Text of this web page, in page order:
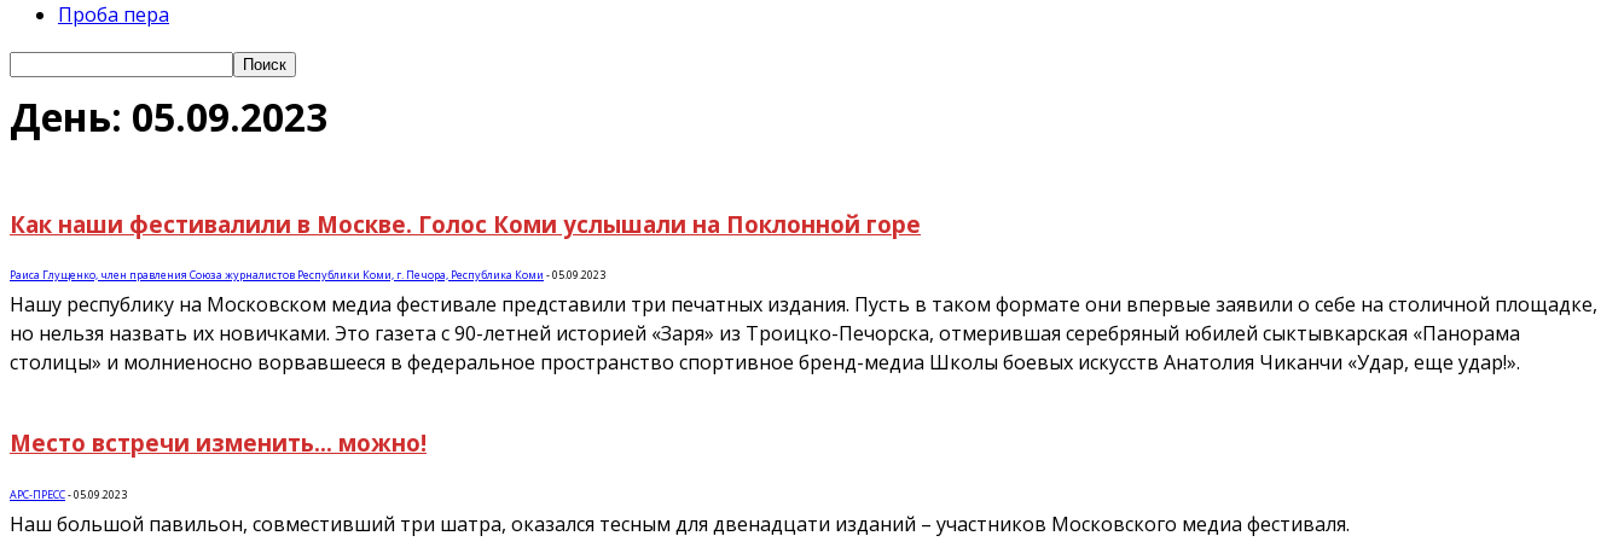
Проба пера
День: 05.09.2023
Как наши фестивалили в Москве. Голос Коми услышали на Поклонной горе
Раиса Глущенко, член правления Союза журналистов Республики Коми, г. Печора, Республика Коми -05.09.2023
Нашу республику на Московском медиа фестивале представили три печатных издания. Пусть в таком формате они впервые заявили о себе на столичной площадке,
но нельзя назвать их новичками. Это газета с 90-летней историей «Заря» из Троицко-Печорска, отмерившая серебряный юбилей сыктывкарская «Панорама
столицы» и молниеносно ворвавшееся в федеральное пространство спортивное бренд-медиа Школы боевых искусств Анатолия Чиканчи «Удар, еще удар!».
Место встречи изменить… можно!
АРС-ПРЕСС-05.09.2023
Наш большой павильон, совместивший три шатра, оказался тесным для двенадцати изданий – участников Московского медиа фестиваля.